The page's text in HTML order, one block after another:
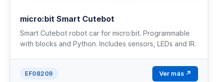
micro:bit Smart Cutebot
Smart Cutebot robot car for micro:bit. Programmable
with blocks and Python. Includes sensors, LEDs and IR.
EF08209 Ver más ↗